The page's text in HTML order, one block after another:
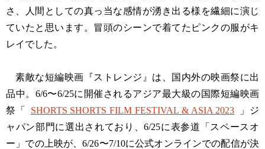
さ、人間としての真っ当な感情が湧き出る様を繊細に演じ
ていたと思います。冒頭のシーンで着てたピンクの服がキ
レイでした。
素敵な短編映画『ストレンジ』は、国内外の映画祭に出
品中。6/6〜6/25に開催されるアジア最大級の国際短編映画
祭「
SHORTS SHORTS FILM FESTIVAL & ASIA 2023
」ジ
ャパン部門に選出されており、6/25に表参道「スペースオ
ー」での上映が、6/26〜7/10に公式オンラインでの配信が決